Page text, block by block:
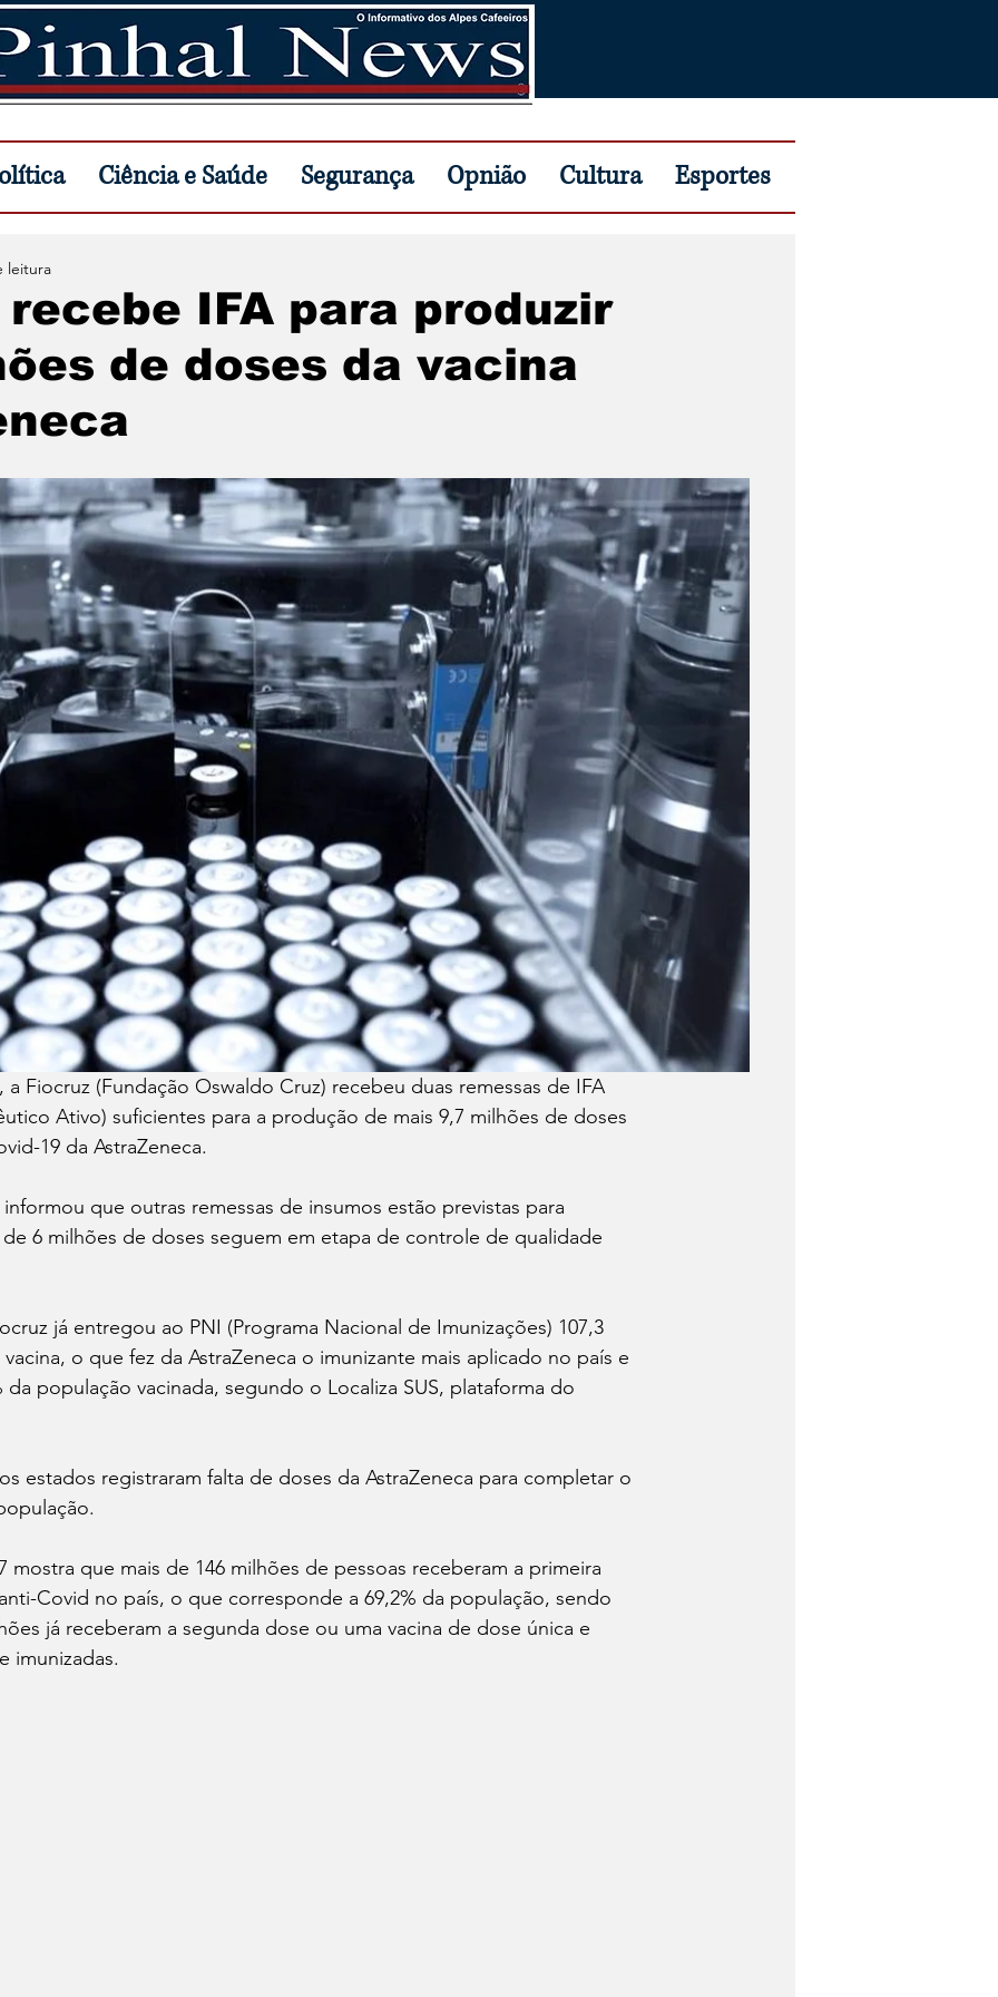
Ciência e Saúde Segurança Opnião Cultura Esportes
IFA para produzir
de doses da vacina
leitura
a Fiocruz (Fundação Oswaldo Cruz) recebeu duas remessas de IFA
Ativo) suficientes para a produção de mais 9,7 milhões de doses
19 da AstraZeneca.
que outras remessas de insumos estão previstas para
6 milhões de doses seguem em etapa de controle de qualidade
já entregou ao PNI (Programa Nacional de Imunizações) 107,3
o que fez da AstraZeneca o imunizante mais aplicado no país e
da população vacinada, segundo o Localiza SUS, plataforma do
estados registraram falta de doses da AstraZeneca para completar o
mostra que mais de 146 milhões de pessoas receberam a primeira
Covid no país, o que corresponde a 69,2% da população, sendo
já receberam a segunda dose ou uma vacina de dose única e
imunizadas.